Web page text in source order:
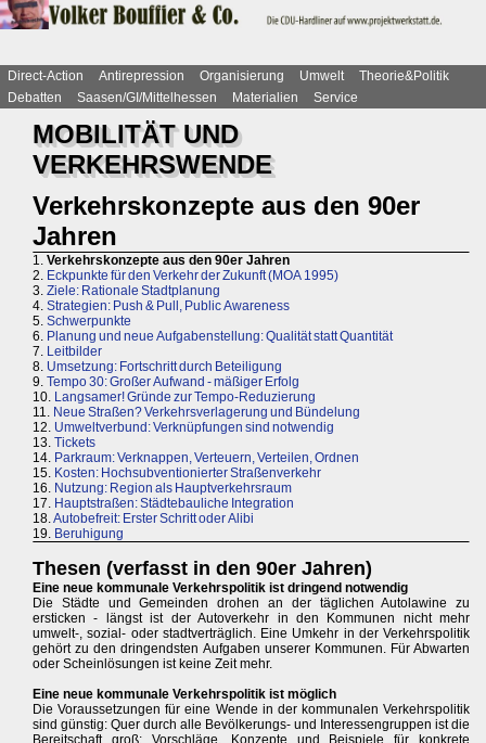
Direct-Action Antirepression Organisierung Umwelt
Theorie&Politik
Debatten
Saasen/GI/Mittelhessen Materialien Service
MOBILITÄT UND
VERKEHRSWENDE
Verkehrskonzepte aus den 90er
Jahren
1. Verkehrskonzepte aus den 90er Jahren
2. Eckpunkte für den Verkehr der Zukunft (MOA 1995)
3. Ziele: Rationale Stadtplanung
4. Strategien: Push & Pull, Public Awareness
5. Schwerpunkte
6. Planung und neue Aufgabenstellung: Qualität statt Quantität
7. Leitbilder
8. Umsetzung: Fortschritt durch Beteiligung
9. Tempo 30: Großer Aufwand - mäßiger Erfolg
10. Langsamer! Gründe zur Tempo-Reduzierung
11. Neue Straßen? Verkehrsverlagerung und Bündelung
12. Umweltverbund: Verknüpfungen sind notwendig
13. Tickets
14. Parkraum: Verknappen, Verteuern, Verteilen, Ordnen
15. Kosten: Hochsubventionierter Straßenverkehr
16. Nutzung: Region als Hauptverkehrsraum
17. Hauptstraßen: Städtebauliche Integration
18.Autobefreit: Erster Schritt oder Alibi
19. Beruhigung
Thesen (verfasst in den 90er Jahren)
Eine neue kommunale Verkehrspolitik ist dringend notwendig
Die Städte und Gemeinden drohen an der täglichen Autolawine zu
ersticken - längst ist der Autoverkehr in den Kommunen nicht mehr
umwelt-, sozial- oder stadtverträglich. Eine Umkehr in der Verkehrspolitik
gehört zu den dringendsten Aufgaben unserer Kommunen. Für Abwarten
oder Scheinlösungen ist keine Zeit mehr.
Eine neue kommunale Verkehrspolitik ist möglich
Die Voraussetzungen für eine Wende in der kommunalen Verkehrspolitik
sind günstig: Quer durch alle Bevölkerungs- und Interessengruppen ist die